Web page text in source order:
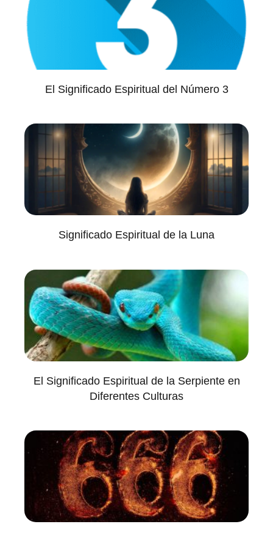
El Significado Espiritual del Número 3
Significado Espiritual de la Luna
El Significado Espiritual de la Serpiente en
Diferentes Culturas